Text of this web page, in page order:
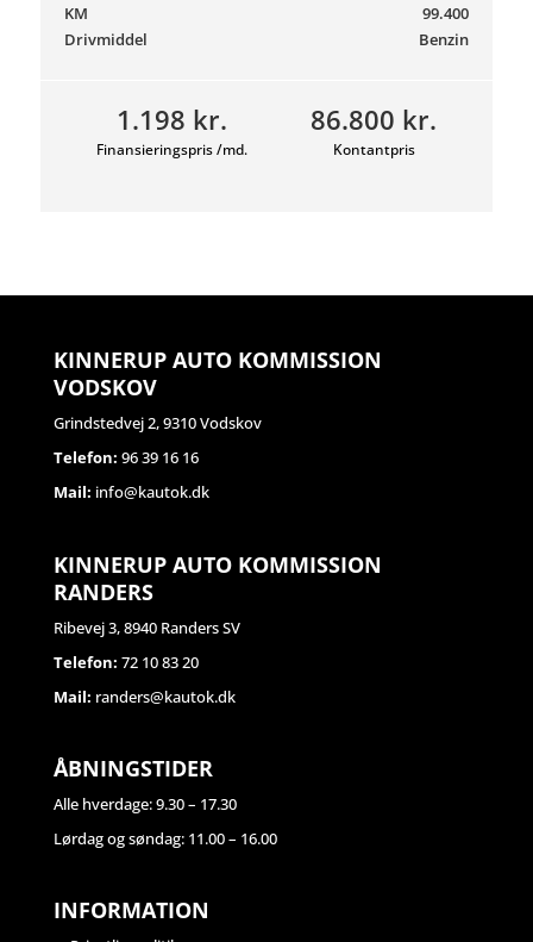
1.198 kr.
Finansieringspris /md.
86.800 kr.
Kontantpris
99.400
KM
Benzin
Drivmiddel
KINNERUP AUTO KOMMISSION
VODSKOV
Grindstedvej 2, 9310 Vodskov
Telefon: 96 39 16 16
Mail: info@kautok.dk
KINNERUP AUTO KOMMISSION
RANDERS
Ribevej 3, 8940 Randers SV
Telefon: 72 10 83 20
Mail: randers@kautok.dk
ÅBNINGSTIDER
Alle hverdage: 9.30 – 17.30
Lørdag og søndag: 11.00 – 16.00
INFORMATION